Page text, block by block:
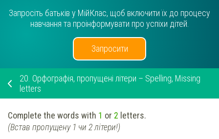
Запросіть батьків у МійКлас, щоб включити їх до процесу
навчання та проінформувати про успіхи дітей.
Запросити
20. Орфографія, пропущені літери – Spelling, Missing
letters
Complete the words with 1 or 2 letters.
(Встав пропущену 1 чи 2 літери!)